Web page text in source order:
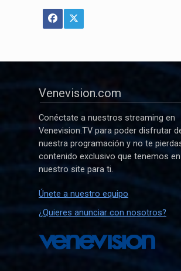
Venevision.com
Conéctate a nuestros streaming en
Venevision.TV para poder disfrutar
nuestra programación y no te
contenido exclusivo que tenemos en
nuestro site para ti.
Únete a nuestro equipo
¿Quieres anunciar con nosotros?